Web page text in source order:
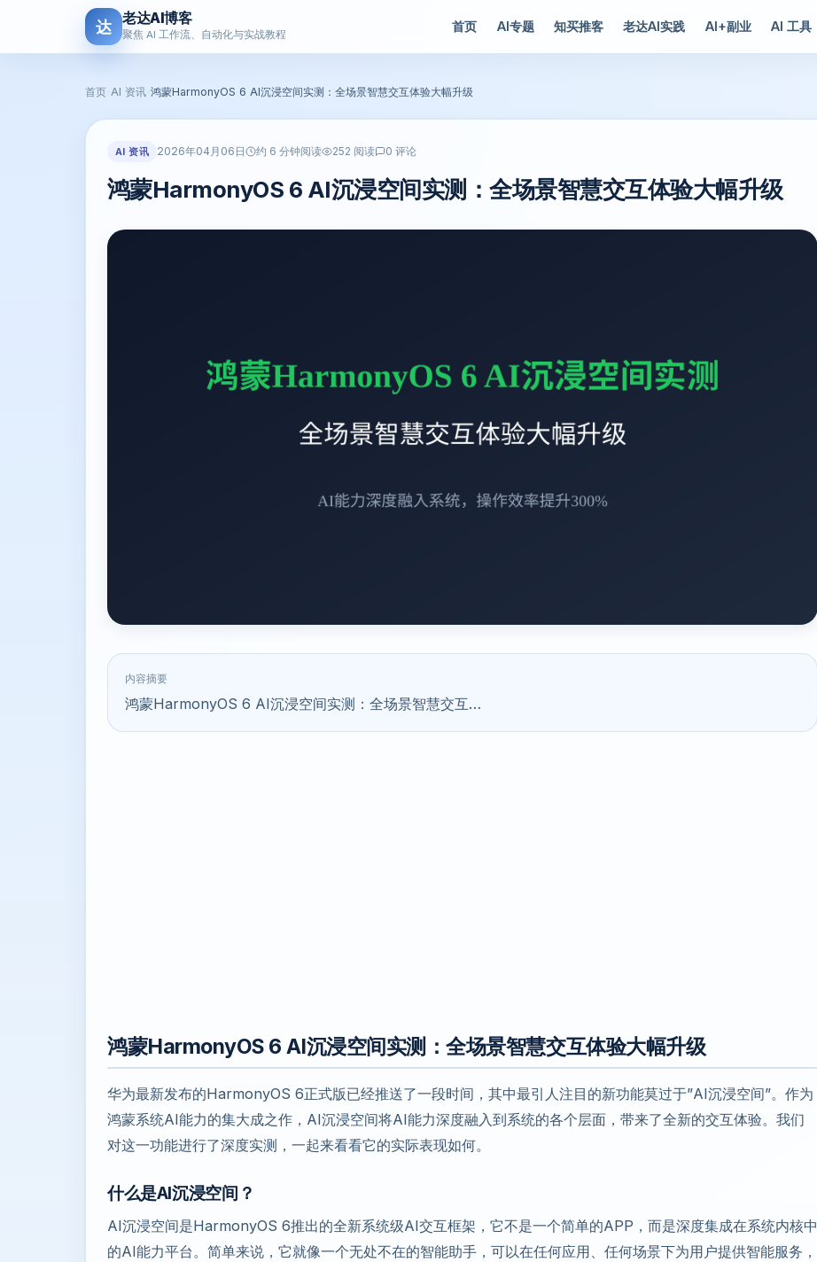
达 老达AI博客
聚焦 AI 工作流、自动化与实战教程
首页 AI专题 知买推客 老达AI实践 AI+副业 AI 工具
首页 AI 资讯 鸿蒙HarmonyOS 6 AI沉浸空间实测：全场景智慧交互体验大幅升级
AI 资讯 2026年04月06日 约 6 分钟阅读 252 阅读 0 评论
鸿蒙HarmonyOS 6 AI沉浸空间实测：全场景智慧交互体验大幅升级
内容摘要
鸿蒙HarmonyOS 6 AI沉浸空间实测：全场景智慧交互…
鸿蒙HarmonyOS 6 AI沉浸空间实测：全场景智慧交互体验大幅升级
华为最新发布的HarmonyOS 6正式版已经推送了一段时间，其中最引人注目的新功能莫过于”AI沉浸空间”。作为
鸿蒙系统AI能力的集大成之作，AI沉浸空间将AI能力深度融入到系统的各个层面，带来了全新的交互体验。我们
对这一功能进行了深度实测，一起来看看它的实际表现如何。
什么是AI沉浸空间？
AI沉浸空间是HarmonyOS 6推出的全新系统级AI交互框架，它不是一个简单的APP，而是深度集成在系统内核中
的AI能力平台。简单来说，它就像一个无处不在的智能助手，可以在任何应用、任何场景下为用户提供智能服务，